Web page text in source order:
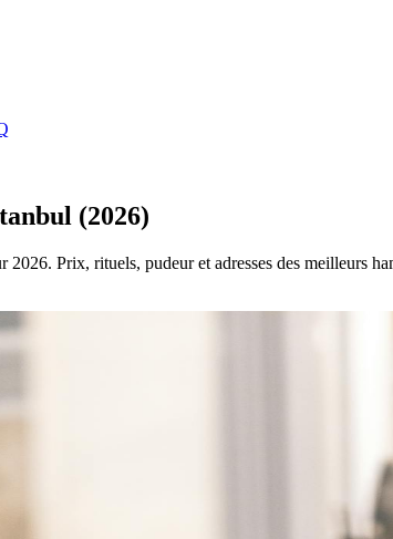
(2026)
Prix, rituels, pudeur et adresses des meilleurs